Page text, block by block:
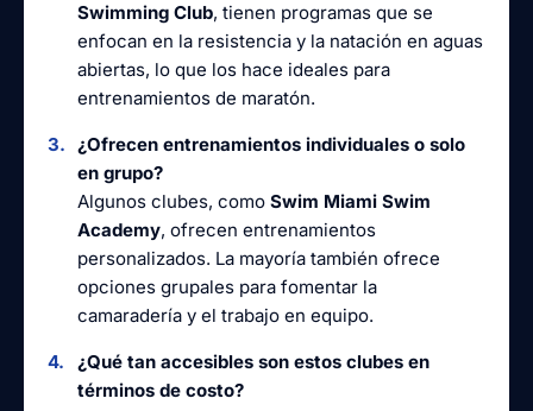
Swimming Club, tienen programas que se
enfocan en la resistencia y la natación en aguas
abiertas, lo que los hace ideales para
entrenamientos de maratón.
¿Ofrecen entrenamientos individuales o solo
en grupo?
Algunos clubes, como Swim Miami Swim
Academy, ofrecen entrenamientos
personalizados. La mayoría también ofrece
opciones grupales para fomentar la
camaradería y el trabajo en equipo.
¿Qué tan accesibles son estos clubes en
términos de costo?